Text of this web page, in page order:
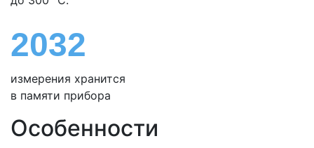
2032
измерения хранится
в памяти прибора
Особенности